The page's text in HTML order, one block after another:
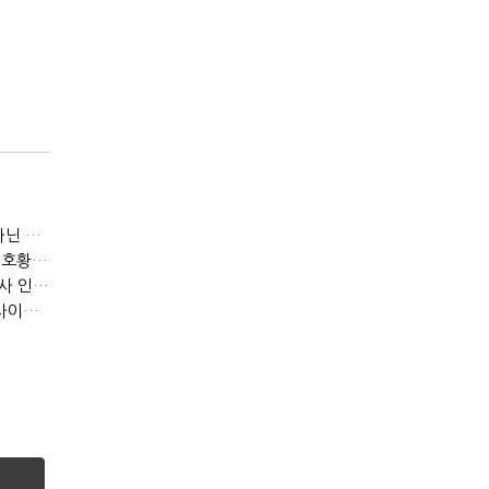
[IB토마토]JB금융 RORWA 2% 돌파…실적 견인은 은행 아닌 캐피탈
[IB토마토]KB금융, 비용 늘었는데 실적 효율은 개선…증권 호황 효과
[IB토마토]수협은행, 비이자이익 확대 늦어진다…공모운용사 인가 연말로
[IB토마토]지방은행 집단대출 성장 '제동'…입주절벽에 반사이익도 희박